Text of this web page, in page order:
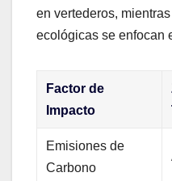
en vertederos,
ecológicas se enfocan
Factor de
Impacto
Emisiones de
Carbono